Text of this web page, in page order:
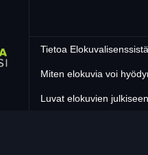
Tietoa Elokuvalisenssistä
Miten elokuvia voi
Luvat elokuvien